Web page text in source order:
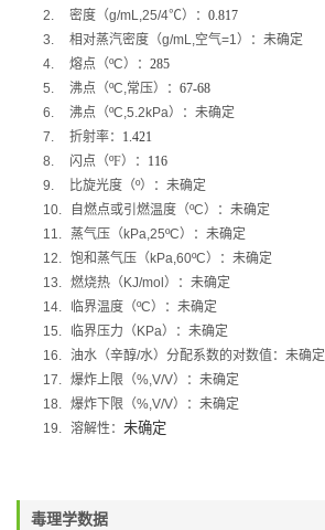
2. 密度（g/mL,25/4℃）： 0.817
3.
相对蒸汽密度（g/mL,空气=1）：未确定
4.
熔点（ºC）： 285
5.
沸点（ºC,常压）： 67-68
6.
沸点（ºC,5.2kPa）：未确定
7.
折射率： 1.421
8.
闪点（ºF）： 116
9.
比旋光度（º）：未确定
10.
自燃点或引燃温度（ºC）：未确定
11.
蒸气压（ kPa,25ºC）：未确定
12. 饱和蒸气压（ kPa,60ºC）：未确定
13. 燃烧热（ KJ/mol ）：未确定
14.
临界温度（ºC）：未确定
15.
临界压力（ KPa）：未确定
16. 油水（辛醇/水）分配系数的对数值：未确定
17. 爆炸上限（%,V/V）：未确定
18. 爆炸下限（%,V/V）：未确定
19. 溶解性： 未确定
毒理学数据